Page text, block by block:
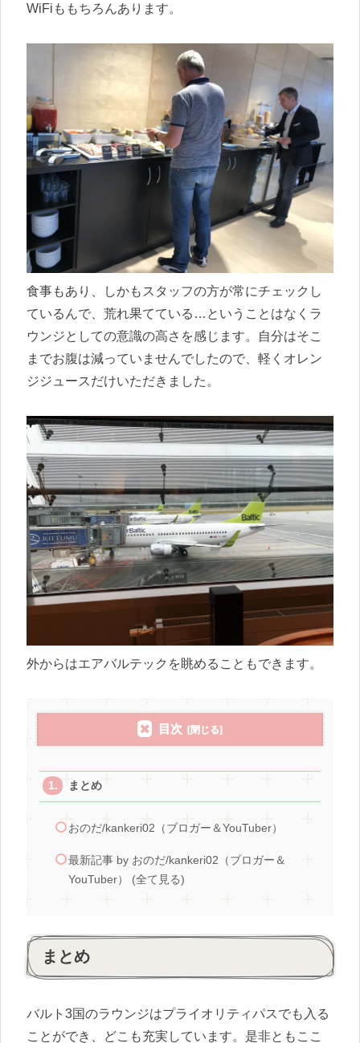
WiFiももちろんあります。
食事もあり、しかもスタッフの方が常にチェックし
ているんで、荒れ果てている…ということはなくラ
ウンジとしての意識の高さを感じます。自分はそこ
までお腹は減っていませんでしたので、軽くオレン
ジジュースだけいただきました。
外からはエアバルテックを眺めることもできます。
目次
まとめ
おのだ/kankeri02（ブロガー＆YouTuber）
最新記事 by おのだ/kankeri02（ブロガー＆
YouTuber） (全て見る)
まとめ
バルト3国のラウンジはプライオリティパスでも入る
ことができ、どこも充実しています。是非ともここ